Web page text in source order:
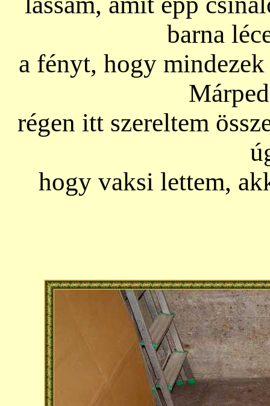
barna
a fényt, hogy
régen itt szereltem
hogy vaksi lettem,